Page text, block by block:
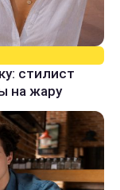
стилист
на жару